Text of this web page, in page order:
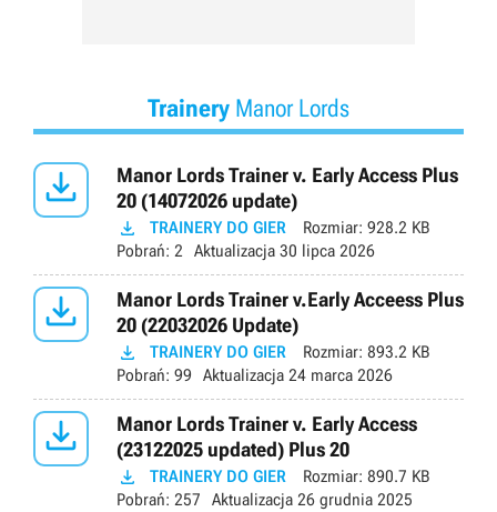
Trainery Manor Lords

Manor Lords Trainer v. Early Access Plus
20 (14072026 update)
 TRAINERY DO GIER Rozmiar: 928.2 KB
Pobrań: 2 Aktualizacja 30 lipca 2026

Manor Lords Trainer v.Early Acceess Plus
20 (22032026 Update)
 TRAINERY DO GIER Rozmiar: 893.2 KB
Pobrań: 99 Aktualizacja 24 marca 2026

Manor Lords Trainer v. Early Access
(23122025 updated) Plus 20
 TRAINERY DO GIER Rozmiar: 890.7 KB
Pobrań: 257 Aktualizacja 26 grudnia 2025